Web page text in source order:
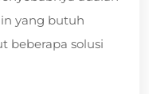
yang butuh
beberapa solusi